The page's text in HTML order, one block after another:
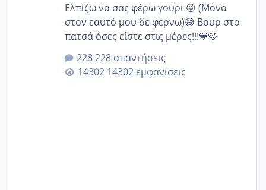
Ελπίζω να σας φέρω γούρι 😜 (Μόνο
στον εαυτό μου δε φέρνω)😅 Βουρ στο
πατσά όσες είστε στις μέρες!!!💙🩷
228 απαντήσεις
14302 εμφανίσεις